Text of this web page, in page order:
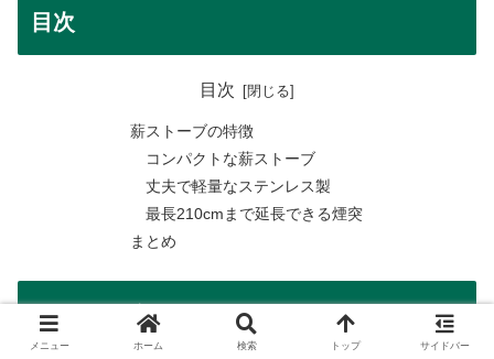
目次
目次
薪ストーブの特徴
コンパクトな薪ストーブ
丈夫で軽量なステンレス製
最長210cmまで延長できる煙突
まとめ
ランキングサイト
メニュー ホーム 検索 トップ サイドバー